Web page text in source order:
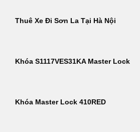
Thuê Xe Đi Sơn La Tại Hà Nội
Khóa S1117VES31KA Master Lock
Khóa Master Lock 410RED